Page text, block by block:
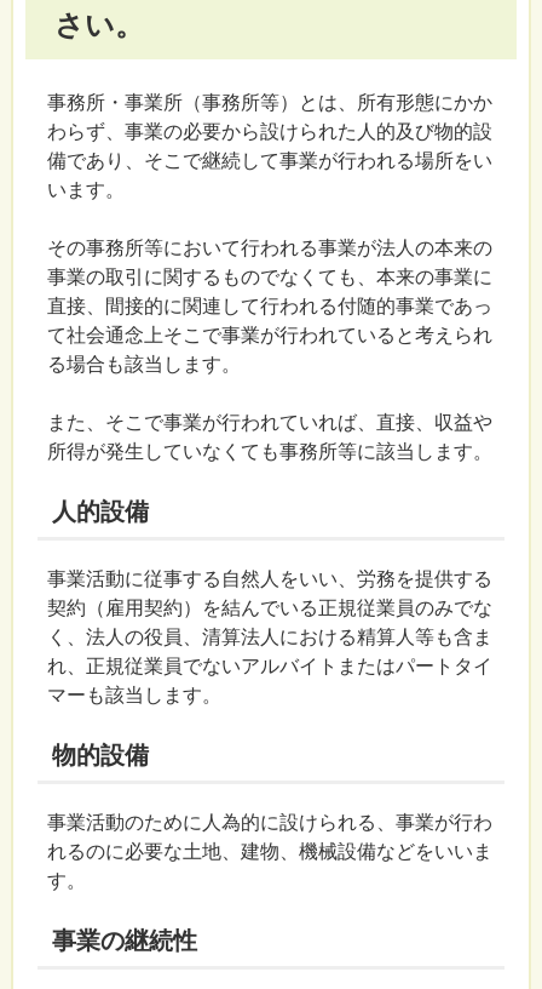
さい。
事務所・事業所（事務所等）とは、所有形態にかか
わらず、事業の必要から設けられた人的及び物的設
備であり、そこで継続して事業が行われる場所をい
います。
その事務所等において行われる事業が法人の本来の
事業の取引に関するものでなくても、本来の事業に
直接、間接的に関連して行われる付随的事業であっ
て社会通念上そこで事業が行われていると考えられ
る場合も該当します。
また、そこで事業が行われていれば、直接、収益や
所得が発生していなくても事務所等に該当します。
人的設備
事業活動に従事する自然人をいい、労務を提供する
契約（雇用契約）を結んでいる正規従業員のみでな
く、法人の役員、清算法人における精算人等も含ま
れ、正規従業員でないアルバイトまたはパートタイ
マーも該当します。
物的設備
事業活動のために人為的に設けられる、事業が行わ
れるのに必要な土地、建物、機械設備などをいいま
す。
事業の継続性